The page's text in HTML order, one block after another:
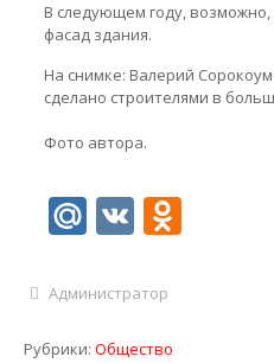
В следующем году,
фасад здания.
На снимке: Валерий
сделано строителями в
Фото автора.
Mail.Ru
VK
Администратор
Рубрики: Общество